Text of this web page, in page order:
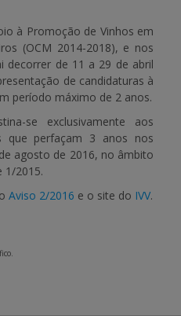
à Promoção de Vinhos em
(OCM 2014-2018), e nos
decorrer de 11 a 29 de abril
de candidaturas à
período máximo de 2 anos.
se exclusivamente aos
que perfaçam 3 anos nos
agosto de 2016, no âmbito
1/2015.
Aviso 2/2016 e o site do IVV.